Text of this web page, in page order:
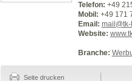
Telefon: +49
Mobil: +49 171
Email:
Website:
Branche:
Seite drucken